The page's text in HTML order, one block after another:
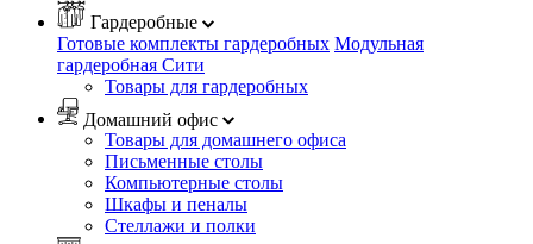
Гардеробные
Готовые комплекты гардеробных Модульная
гардеробная Сити
Товары для гардеробных
Домашний офис
Товары для домашнего офиса
Письменные столы
Компьютерные столы
Шкафы и пеналы
Стеллажи и полки